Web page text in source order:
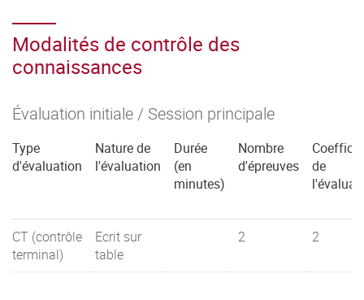
Modalités de contrôle des
connaissances
Évaluation initiale / Session principale
Type
d'évaluation
Nature de
l'évaluation
Durée
(en
minutes)
Nombre
d'épreuves
de
CT (contrôle
terminal)
Ecrit sur
table
2 2